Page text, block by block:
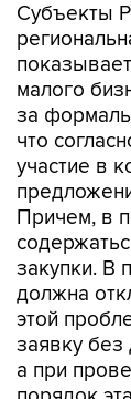
Субъекты
малого
за
что
участие в
Причем, в
закупки. В
должна
этой
заявку
а при